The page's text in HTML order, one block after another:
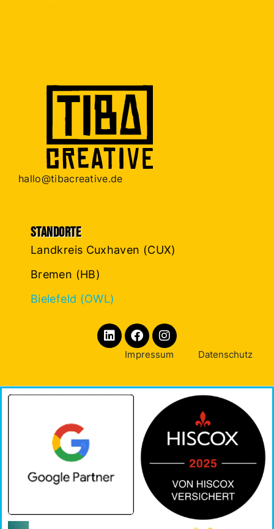
hallo@tibacreative.de
Standorte
Landkreis Cuxhaven (CUX)
Bremen (HB)
Bielefeld (OWL)
Impressum Datenschutz